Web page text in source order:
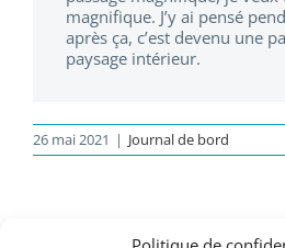
magnifique. J’y ai pensé
après ça, c’est devenu une
paysage intérieur.
26 mai 2021 | Journal de bord